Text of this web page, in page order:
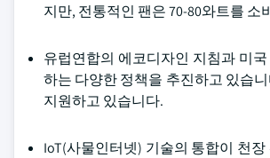
지만, 전통적인 팬은 70-80와트를 소
유럽연합의 에코디자인 지침과 미
하는 다양한 정책을 추진하고 있습
지원하고 있습니다.
IoT(사물인터넷) 기술의 통합이 천